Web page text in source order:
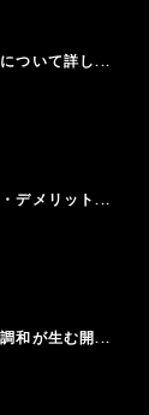
ついて詳し...
デメリット...
和が生む開...